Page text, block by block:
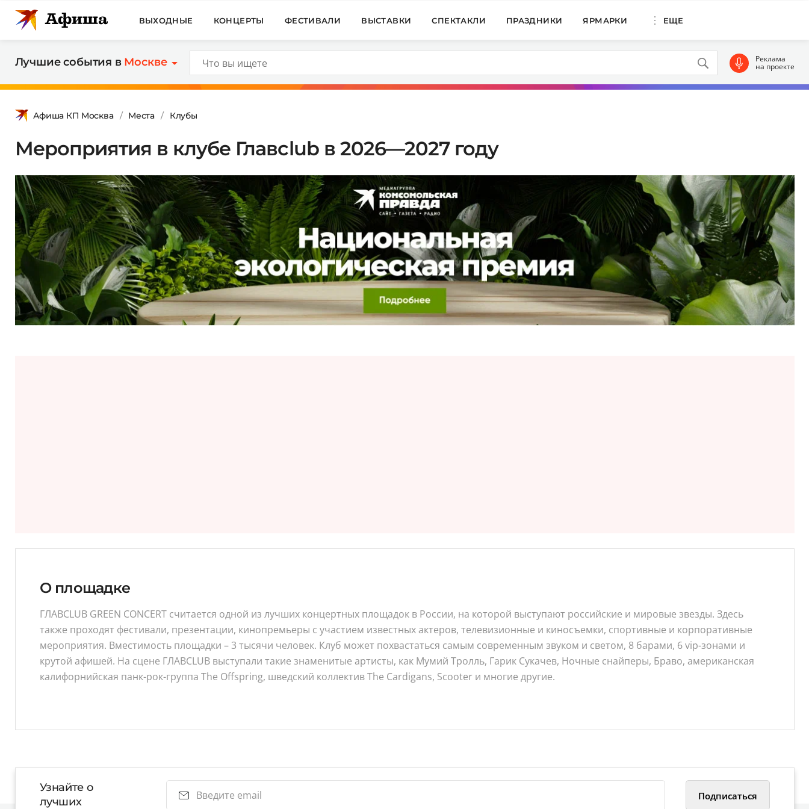
ВЫХОДНЫЕ КОНЦЕРТЫ ФЕСТИВАЛИ ВЫСТАВКИ СПЕКТАКЛИ ПРАЗДНИКИ ЯРМАРКИ ЕЩЕ
Лучшие события в Москве Реклама
на проекте
Афиша КП Москва Места Клубы
Мероприятия в клубе Главclub в 2026—2027 году
О площадке
ГЛАВCLUB GREEN CONCERT считается одной из лучших концертных площадок в России, на которой выступают российские и мировые звезды. Здесь
также проходят фестивали, презентации, кинопремьеры с участием известных актеров, телевизионные и киносъемки, спортивные и корпоративные
мероприятия. Вместимость площадки – 3 тысячи человек. Клуб может похвастаться самым современным звуком и светом, 8 барами, 6 vip-зонами и
крутой афишей. На сцене ГЛАВCLUB выступали такие знаменитые артисты, как Мумий Тролль, Гарик Сукачев, Ночные снайперы, Браво, американская
калифорнийская панк-рок-группа The Offspring, шведский коллектив The Cardigans, Scooter и многие другие.
Узнайте о
лучших